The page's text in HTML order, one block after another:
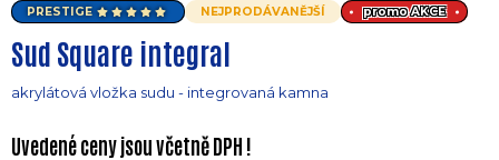
PRESTIGE NEJPRODÁVANĚJŠÍ promoAKCE
Sud Square integral
akrylátová vložka sudu - integrovaná kamna
Uvedené ceny jsou včetně DPH !